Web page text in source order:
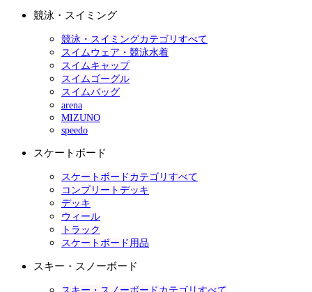
競泳・スイミング
競泳・スイミングカテゴリすべて
スイムウェア・競泳水着
スイムキャップ
スイムゴーグル
スイムバッグ
arena
MIZUNO
speedo
スケートボード
スケートボードカテゴリすべて
コンプリートデッキ
デッキ
ウィール
トラック
スケートボード用品
スキー・スノーボード